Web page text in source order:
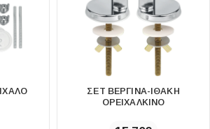
ΣΕΤ ΒΕΡΓΙΝΑ-ΙΘΑΚΗ
ΟΡΕΙΧΑΛΚΙΝΟ